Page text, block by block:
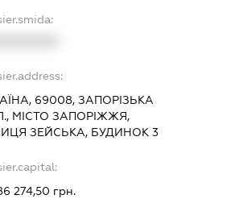
69008, ЗАПОРІЗЬКА
МІСТО ЗАПОРІЖЖЯ,
ЗЕЙСЬКА, БУДИНОК 3
274,50 грн.